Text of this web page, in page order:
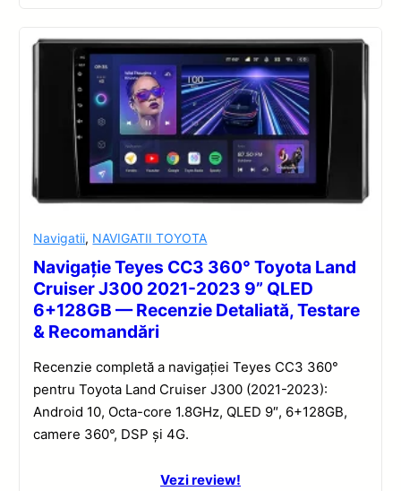
Navigatii, NAVIGATII TOYOTA
Navigație Teyes CC3 360° Toyota Land
Cruiser J300 2021-2023 9” QLED
6+128GB — Recenzie Detaliată, Testare
& Recomandări
Recenzie completă a navigației Teyes CC3 360°
pentru Toyota Land Cruiser J300 (2021-2023):
Android 10, Octa-core 1.8GHz, QLED 9″, 6+128GB,
camere 360°, DSP și 4G.
Vezi review!